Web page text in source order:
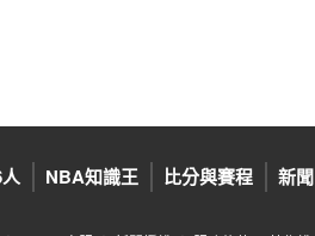
NBA知識王 比分與賽程 新聞